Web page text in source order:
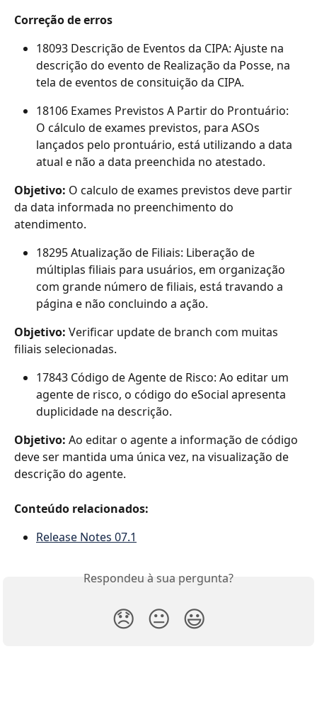
Correção de erros
18093 Descrição de Eventos da CIPA: Ajuste na
descrição do evento de Realização da Posse, na
tela de eventos de consituição da CIPA.
18106 Exames Previstos A Partir do Prontuário:
O cálculo de exames previstos, para ASOs
lançados pelo prontuário, está utilizando a data
atual e não a data preenchida no atestado.
Objetivo: O calculo de exames previstos deve partir
da data informada no preenchimento do
atendimento.
18295 Atualização de Filiais: Liberação de
múltiplas filiais para usuários, em organização
com grande número de filiais, está travando a
página e não concluindo a ação.
Objetivo: Verificar update de branch com muitas
filiais selecionadas.
17843 Código de Agente de Risco: Ao editar um
agente de risco, o código do eSocial apresenta
duplicidade na descrição.
Objetivo: Ao editar o agente a informação de código
deve ser mantida uma única vez, na visualização de
descrição do agente.
Conteúdo relacionados:
Release Notes 07.1
Respondeu à sua pergunta?
😞 😐 😃